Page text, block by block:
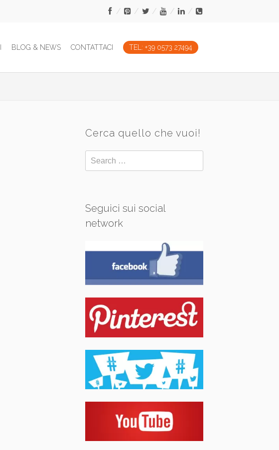
BLOG & NEWS CONTATTACI TEL: +39 0573 27494
Cerca quello che vuoi!
Seguici sui social
network